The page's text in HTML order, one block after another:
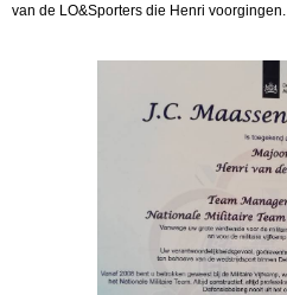
van de LO&Sporters die Henri voorgingen.